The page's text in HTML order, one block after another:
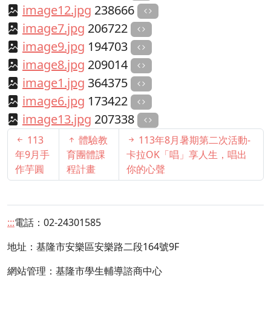
image12.jpg 238666
image7.jpg 206722
image9.jpg 194703
image8.jpg 209014
image1.jpg 364375
image6.jpg 173422
image13.jpg 207338
113
年9月手
作芋圓
體驗教
育團體課
程計畫
113年8月暑期第二次活動-
卡拉OK「唱」享人生，唱出
你的心聲
:::電話：02-24301585
地址： 基隆市安樂區安樂路二段164號9F
網站管理：基隆市學生輔導諮商中心